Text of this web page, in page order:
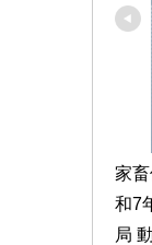
家
和7
局